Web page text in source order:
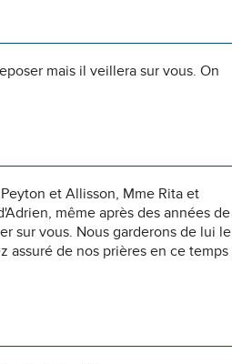
mais il veillera sur vous. On
et Allisson, Mme Rita et
même après des années de
sur vous. Nous garderons de lui le
assuré de nos prières en ce temps